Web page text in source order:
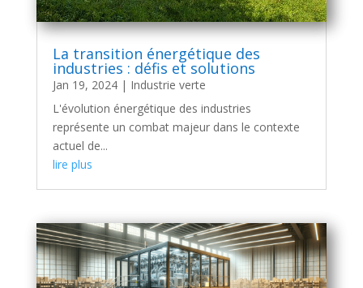
La transition énergétique des
industries : défis et solutions
Jan 19, 2024| Industrie verte
L'évolution énergétique des industries
représente un combat majeur dans le contexte
actuel de...
lire plus